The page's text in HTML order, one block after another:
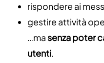
rispondere ai
gestire attività
…masenza poter
utenti.